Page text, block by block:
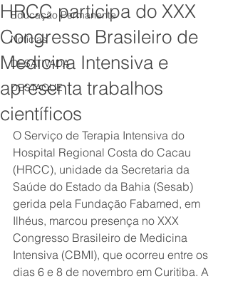
Educação Permanente
Notícias
DESATIVADA
DESTAQUE
HRCC participa do XXX
Congresso Brasileiro de
Medicina Intensiva e
apresenta trabalhos
científicos
O Serviço de Terapia Intensiva do
Hospital Regional Costa do Cacau
(HRCC), unidade da Secretaria da
Saúde do Estado da Bahia (Sesab)
gerida pela Fundação Fabamed, em
Ilhéus, marcou presença no XXX
Congresso Brasileiro de Medicina
Intensiva (CBMI), que ocorreu entre os
dias 6 e 8 de novembro em Curitiba. A